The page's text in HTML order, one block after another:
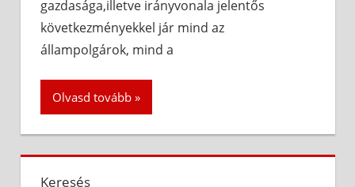
gazdasága,illetve irányvonala jelentős
következményekkel jár mind az
állampolgárok, mind a
Olvasd tovább
Keresés